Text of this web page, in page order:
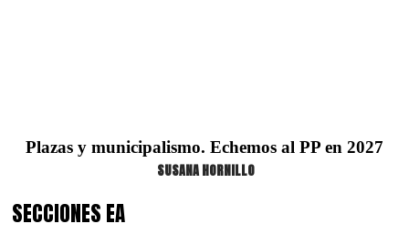
Plazas y municipalismo. Echemos al PP en 2027
SUSANA HORNILLO
SECCIONES EA